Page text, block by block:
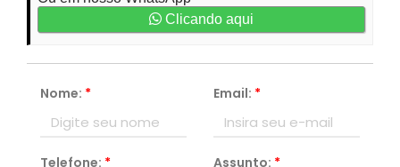
Clicando aqui
Nome: * Email: *
Telefone: * Assunto: *